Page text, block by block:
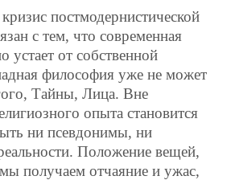
постмодернистической
с тем, что современная
устает от собственной
философия уже не может
Тайны, Лица. Вне
опыта становится
ни псевдонимы, ни
Положение вещей,
получаем отчаяние и ужас,